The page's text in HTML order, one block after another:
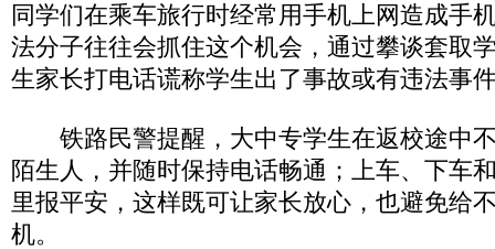
同学们在乘车旅行时经常用手机上网造成手
法分子往往会抓住这个机会，通过攀谈套取
生家长打电话谎称学生出了事故或有违法事
铁路民警提醒，大中专学生在返校途中
陌生人，并随时保持电话畅通；上车、下车
里报平安，这样既可让家长放心，也避免给
机。